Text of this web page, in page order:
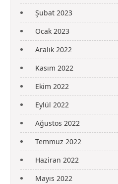
Şubat 2023
Ocak 2023
Aralık 2022
Kasım 2022
Ekim 2022
Eylül 2022
Ağustos 2022
Temmuz 2022
Haziran 2022
Mayıs 2022